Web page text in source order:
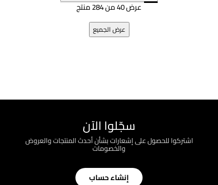
عرض 40 من 284 منتج
عرض الجميع
سجّلوا الآن
اشتركوا للحصول على إشعارات بشأن أحدث المنتجات والعروض
والخصومات
إنشاء حساب